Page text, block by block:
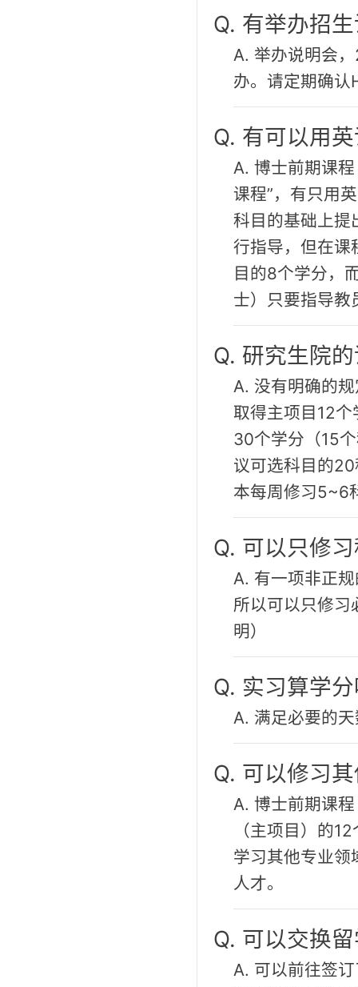
Q. 有举办招
A. 举办说明会
办。请定期确认
Q. 有可以用
A. 博士前期课
课程”，有只用
科目的基础上提
行指导，但在课
目的8个学分，
士）只要指导教
Q. 研究生院
A. 没有明确的
取得主项目12
30个学分（15
议可选科目的
本每周修习5~6
Q. 可以只修
A. 有一项非正
所以可以只修习
明）
Q. 实习算学
A. 满足必要的
Q. 可以修习
A. 博士前期课
（主项目）的
学习其他专业领
人才。
Q. 可以交换
A. 可以前往签